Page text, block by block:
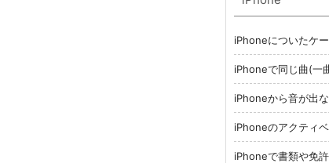
iPhoneについたケ
iPhoneで同じ曲(一
iPhoneから音が出
iPhoneのアクティ
iPhoneで書類や免